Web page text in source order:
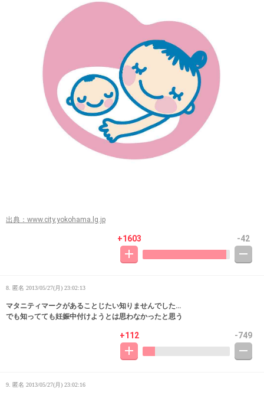
出典：www.city.yokohama.lg.jp
+1603 -42
8. 匿名 2013/05/27(月) 23:02:13
マタニティマークがあることじたい知りませんでした…
でも知ってても妊娠中付けようとは思わなかったと思う
+112 -749
9. 匿名 2013/05/27(月) 23:02:16